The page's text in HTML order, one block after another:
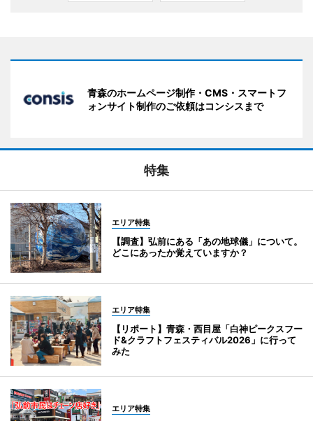
青森のホームページ制作・CMS・スマートフ
ォンサイト制作のご依頼はコンシスまで
特集
エリア特集
【調査】弘前にある「あの地球儀」について。
どこにあったか覚えていますか？
エリア特集
【リポート】青森・西目屋「白神ピークスフー
ド&クラフトフェスティバル2026」に行って
みた
エリア特集